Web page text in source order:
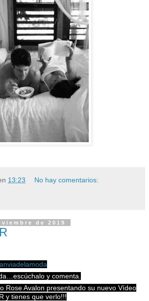
13:23 No hay comentarios:
de 2019
y comenta.
Rose Avalon presentando su nuevo Vídeo
y tienes que verlo!!!